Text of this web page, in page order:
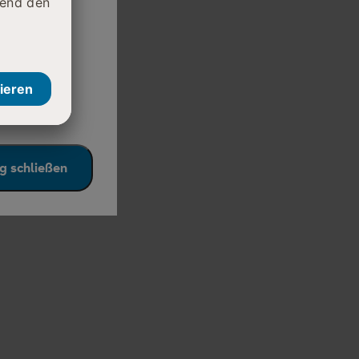
die
den
schließen